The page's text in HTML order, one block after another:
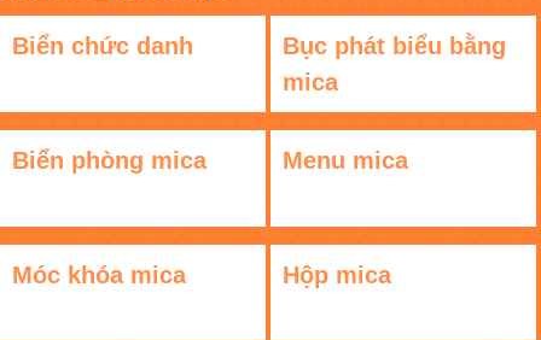
Biển chức danh
Bục phát biểu bằng
mica
Biển phòng mica Menu mica
Móc khóa mica Hộp mica